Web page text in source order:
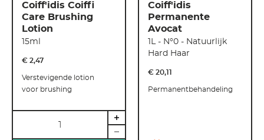
Coiff'idis Coiffi
Care Brushing
Lotion
15ml
€ 2,47
Verstevigende lotion
voor brushing
Coiff'idis
Permanente
Avocat
1L - N°0 - Natuurlijk
Hard Haar
€ 20,
Permanentbehandeling